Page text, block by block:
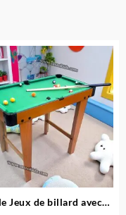
Jeux de billard avec